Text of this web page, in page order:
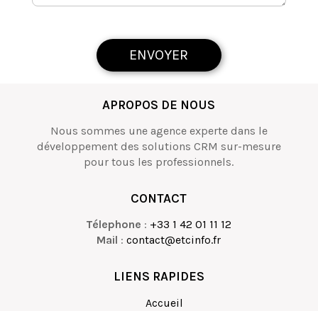
ENVOYER
APROPOS DE NOUS
Nous sommes une agence experte dans le
développement des solutions CRM sur-mesure
pour tous les professionnels.
CONTACT
Télephone : +33 1 42 01 11 12
Mail :contact@etcinfo.fr
LIENS RAPIDES
Accueil